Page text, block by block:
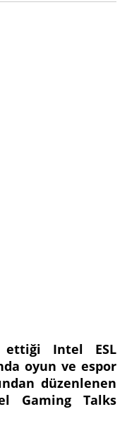
ettiği Intel ESL
oyun ve espor
düzenlenen
Gaming Talks